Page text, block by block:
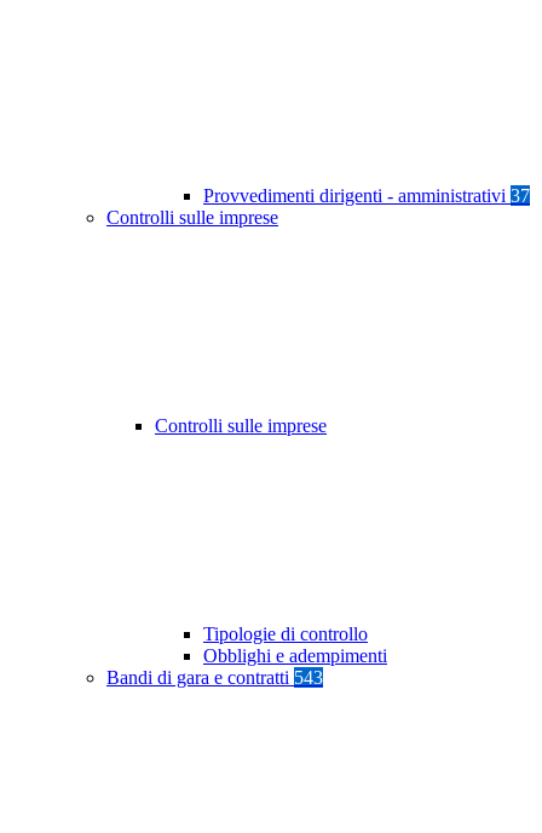
Provvedimenti dirigenti - amministrativi 37
Controlli sulle imprese
Controlli sulle imprese
Tipologie di controllo
Obblighi e adempimenti
Bandi di gara e contratti 543